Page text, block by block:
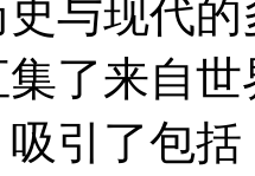
与现代
了来自
引了包括